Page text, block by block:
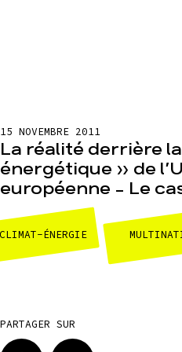
15 NOVEMBRE 2011
La réalité derrière
énergétique » de
européenne – Le
ÉNERGIE
PARTAGER SUR